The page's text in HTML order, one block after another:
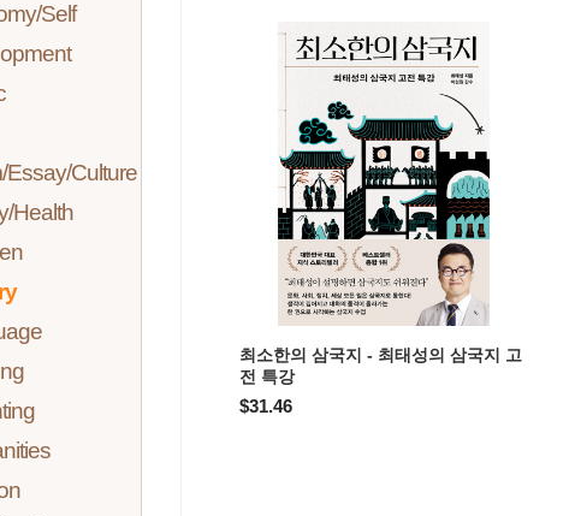
Self
Essay/Culture
Health
최소한의 삼국지 - 최태성의 삼국지 고
전 특강
$31.46